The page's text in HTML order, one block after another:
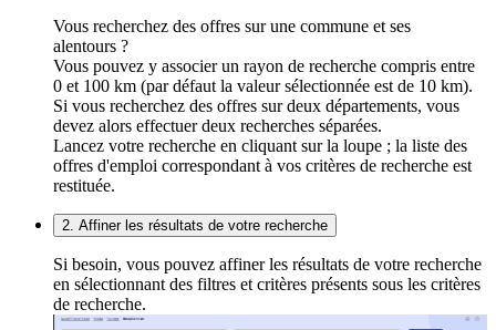
Vous recherchez des offres sur une commune et ses
alentours ?
Vous pouvez y associer un rayon de recherche compris entre
0 et 100 km (par défaut la valeur sélectionnée est de 10 km).
Si vous recherchez des offres sur deux départements, vous
devez alors effectuer deux recherches séparées.
Lancez votre recherche en cliquant sur la loupe ; la liste des
offres d'emploi correspondant à vos critères de recherche est
restituée.
2. Affiner les résultats de votre recherche
Si besoin, vous pouvez affiner les résultats de votre recherche
en sélectionnant des filtres et critères présents sous les critères
de recherche.